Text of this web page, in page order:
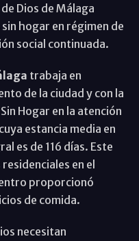
Dios de Málaga
hogar en régimen de
social continuada.
trabaja en
de la ciudad y con la
Hogar en la atención
estancia media en
es de 116 días. Este
en el
proporcionó
de comida.
necesitan